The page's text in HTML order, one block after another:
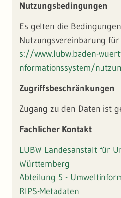
Nutzungsbedingungen
Es gelten die
Nutzungsvereinbarung für
s://www.lubw.baden-
nformationssystem/
Zugriffsbeschränkungen
Zugang zu den Daten ist
Fachlicher Kontakt
LUBW Landesanstalt für
Württemberg
Abteilung 5 -
RIPS-Metadaten